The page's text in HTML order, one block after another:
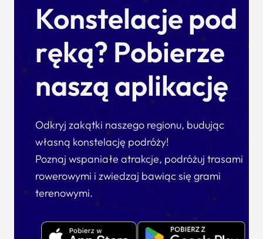
Konstelacje pod
ręką? Pobierze
naszą aplikację
Odkryj zakątki naszego regionu, budując
własną konstelację podróży!
Poznaj wspaniałe atrakcje, podróżuj trasami
rowerowymi i zwiedzaj bawiąc się grami
terenowymi.